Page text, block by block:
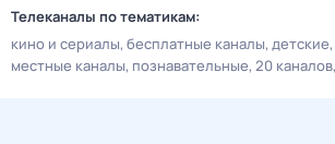
Телеканалы по тематикам:
кино и сериалы бесплатные каналы детские
местные каналы познавательные 20 каналов